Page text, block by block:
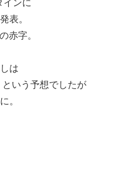
インに
表。
赤字。
は
という予想でしたが
。